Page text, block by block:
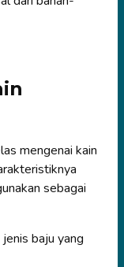
mengenai kain
sebagai
baju yang